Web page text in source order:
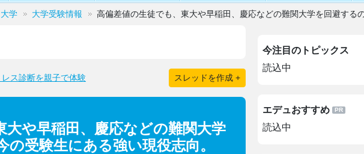
大学 大学受験情報 高偏差値の生徒でも、東大や早稲田、慶応などの難関大学を回避する
ス診断を親子で体験 スレッドを作成 +
大や早稲田、慶応などの難関大学
受験生にある強い現役志向。
今注目のトピックス
読込中
エデュおすすめ
読込中